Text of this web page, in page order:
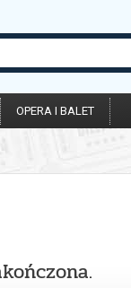
OPERA I BALET